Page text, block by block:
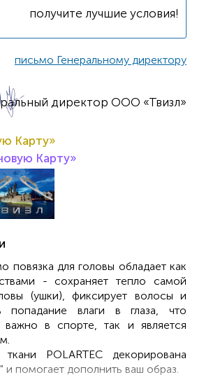
получите лучшие условия!
письмо Генеральному директору
директор ООО «Твизл»
Карту»
Карту»
повязка для головы обладает как
- сохраняет тепло самой
(ушки), фиксирует волосы и
попадание влаги в глаза, что
в спорте, так и является
POLARTEC декорирована
и помогает дополнить ваш образ.